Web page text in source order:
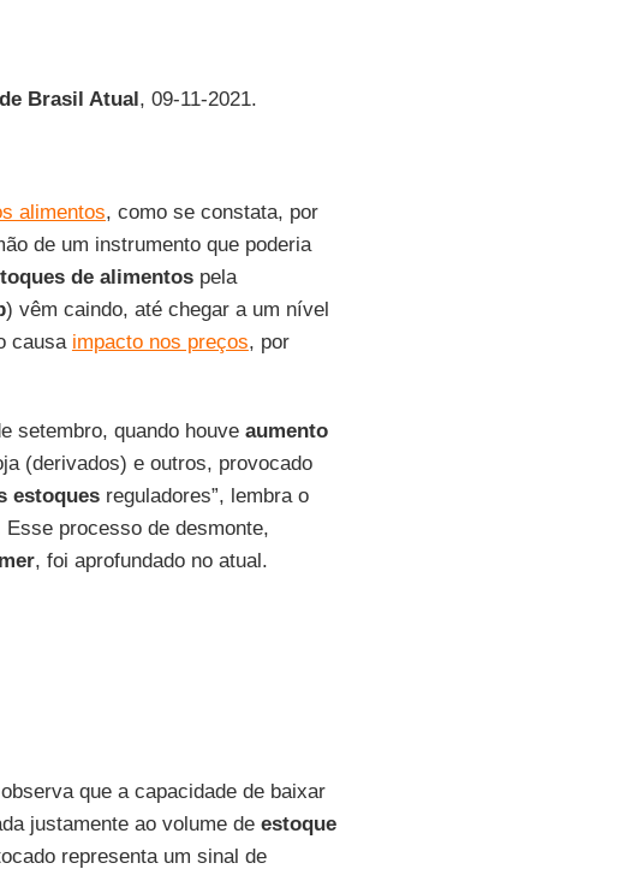
Brasil Atual, 09-11-2021.
alimentos, como se constata, por
de um instrumento que poderia
de alimentospela
) vêm caindo, até chegar a um nível
causa impacto nos preços, por
setembro, quando houve aumento
(derivados) e outros, provocado
estoquesreguladores”, lembra o
Esse processo de desmonte,
, foi aprofundado no atual.
que a capacidade de baixar
justamente ao volume de estoque
representa um sinal de